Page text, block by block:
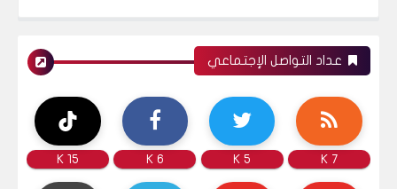
عداد التواصل الإجتماعي
7 K
5 K
6 K
15 K